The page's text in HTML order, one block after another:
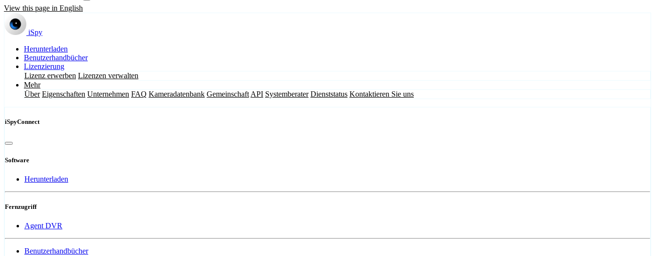
View this page in English
iSpy
Herunterladen
Benutzerhandbücher
Lizenzierung
Lizenz erwerben Lizenzen verwalten
Mehr
Über Eigenschaften Unternehmen FAQ Kameradatenbank Gemeinschaft API Systemberater Dienststatus Kontaktieren Sie uns
iSpyConnect
Software
Herunterladen
Fernzugriff
Agent DVR
Benutzerhandbücher